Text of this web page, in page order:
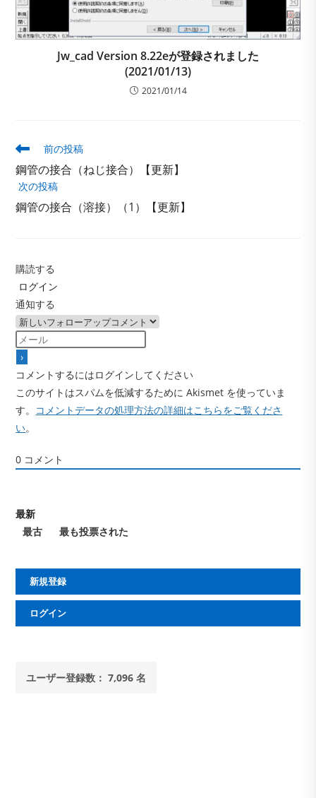
Jw_cad Version 8.22eが登録されました
(2021/01/13)
2021/01/14
そ
の
他
の
記
事
前の投稿
鋼管の接合（ねじ接合）【更新】
次の投稿
鋼管の接合（溶接）（1）【更新】
購読する
ログイン
通知する
コメントするにはログインしてください
このサイトはスパムを低減するために Akismet を使っていま
す。 コメントデータの処理方法の詳細はこちらをご覧くださ
い。
0 コメント
最新
最古
最も投票された
新規登録
ログイン
ユーザー登録数： 7,096 名